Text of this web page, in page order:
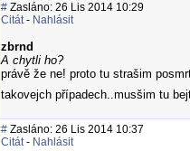
# Zasláno: 26 Lis 2014 10:29
Citát- Nahlásit
zbrnd
A chytli ho?
právě že ne! proto tu strašim
takovejch případech..musšim tu
# Zasláno: 26 Lis 2014 10:37
Citát- Nahlásit